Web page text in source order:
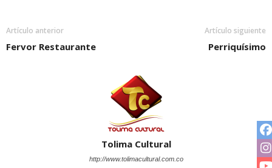
Artículo anterior
Fervor Restaurante
Artículo siguiente
Perriquísimo
Tolima Cultural
http://www.tolimacultural.com.co